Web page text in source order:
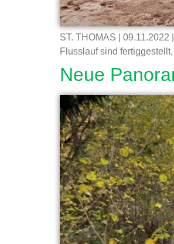
ST. THOMAS |
Flusslauf sind
Neue